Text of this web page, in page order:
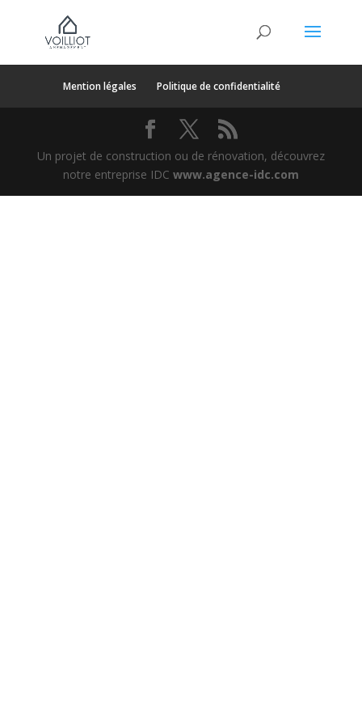
Mention légales Politique de confidentialité
Un projet de construction ou de rénovation, découvrez
notre entreprise IDC www.agence-idc.com